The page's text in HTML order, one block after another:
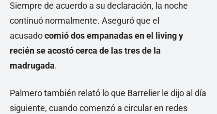
Siempre de acuerdo a su declaración, la noche
continuó normalmente. Aseguró que el
acusadocomió dos empanadas en el living y
recién se acostó cerca de las tres de la
madrugada.
Palmero también relató lo que Barrelier le dijo al día
siguiente, cuando comenzó a circular en redes